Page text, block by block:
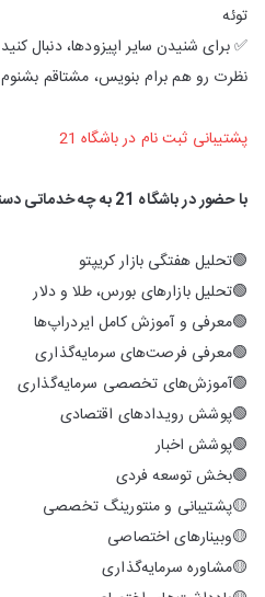
توئه
✅ برای شنیدن سایر اپیزودها، دنبال کنید
نظرت رو هم برام بنویس، مشتاقم بشنوم
پشتیبانی ثبت نام در باشگاه 21
با حضور در باشگاه 21 به چه خدماتی دسترسی پیدا میکنیم؟
🟢تحلیل هفتگی بازار کریپتو
🟢تحلیل بازارهای بورس، طلا و دلار
🟢معرفی و آموزش کامل ایردراپ‌ها
🟢معرفی فرصت‌های سرمایه‌گذاری
🟢آموزش‌های تخصصی سرمایه‌گذاری
🟢پوشش رویدادهای اقتصادی
🟢پوشش اخبار
🟢بخش توسعه فردی
🟡پشتیبانی و منتورینگ تخصصی
🟡وبینارهای اختصاصی
🟡مشاوره سرمایه‌گذاری